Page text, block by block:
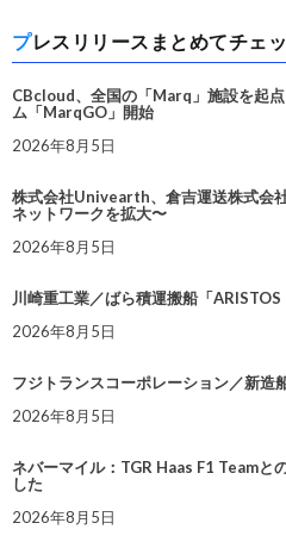
プレスリリースまとめてチェ
CBcloud、全国の「Marq」施設を起
ム「MarqGO」開始
2026年8月5日
株式会社Univearth、倉吉運送株式会
ネットワークを拡大〜
2026年8月5日
川崎重工業／ばら積運搬船「
2026年8月5日
フジトランスコーポレーション／新造
2026年8月5日
ネバーマイル：TGR Haas F1 Teamと
した
2026年8月5日